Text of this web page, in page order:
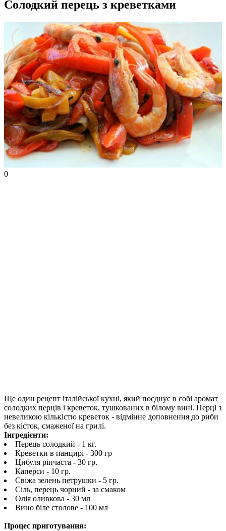
Солодкий перець з креветками
0
Ще один рецепт італійської кухні, який поєднує в собі аромат
солодких перців і креветок, тушкованих в білому вині. Перці з
невеликою кількістю креветок - відмінне доповнення до риби
без кісток, смаженої на грилі.
Інгредієнти:
Перець солодкий - 1 кг.
Креветки в панцирі - 300 гр
Цибуля ріпчаста - 30 гр.
Каперси - 10 гр.
Свіжа зелень петрушки - 5 гр.
Сіль, перець чорний - за смаком
Олія оливкова - 30 мл
Вино біле столове - 100 мл
Процес приготування: